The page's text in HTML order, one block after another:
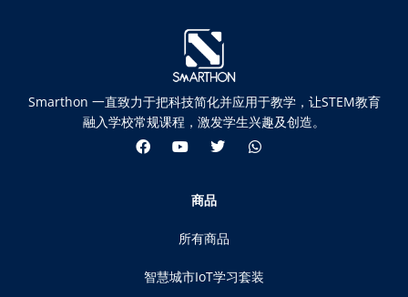
Smarthon 一直致力于把科技简化并应用于教学，让STEM教育
融入学校常规课程，激发学生兴趣及创造。
商品
所有商品
智慧城市IoT学习套装